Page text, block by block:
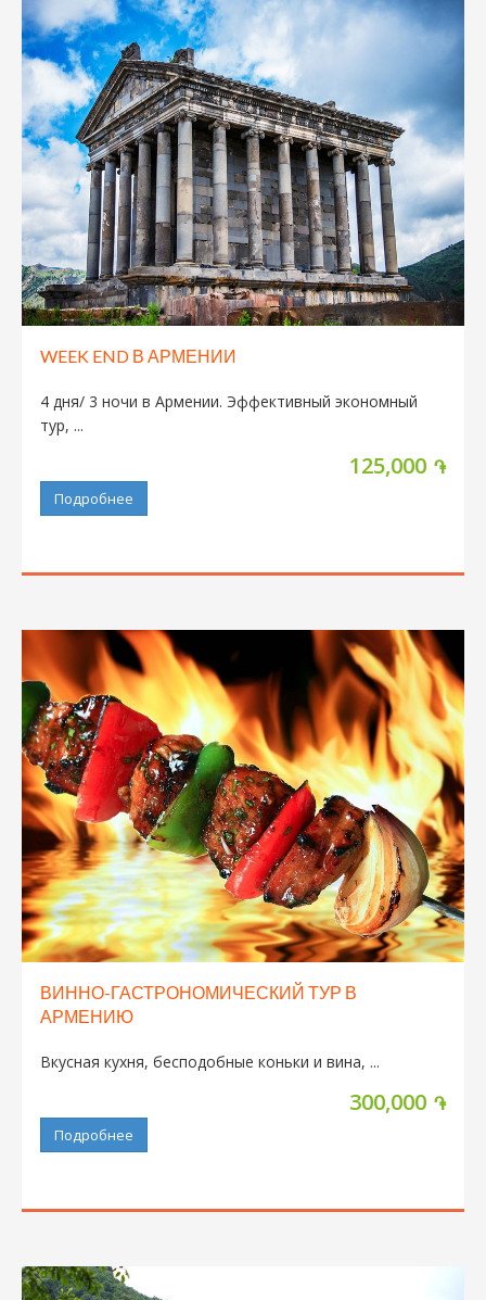
WEEK END В АРМЕНИИ
4 дня/ 3 ночи в Армении. Эффективный экономный
тур, ...
125,000 ֏
Подробнее
ВИННО-ГАСТРОНОМИЧЕСКИЙ ТУР В
АРМЕНИЮ
Вкусная кухня, бесподобные коньки и вина, ...
300,000 ֏
Подробнее